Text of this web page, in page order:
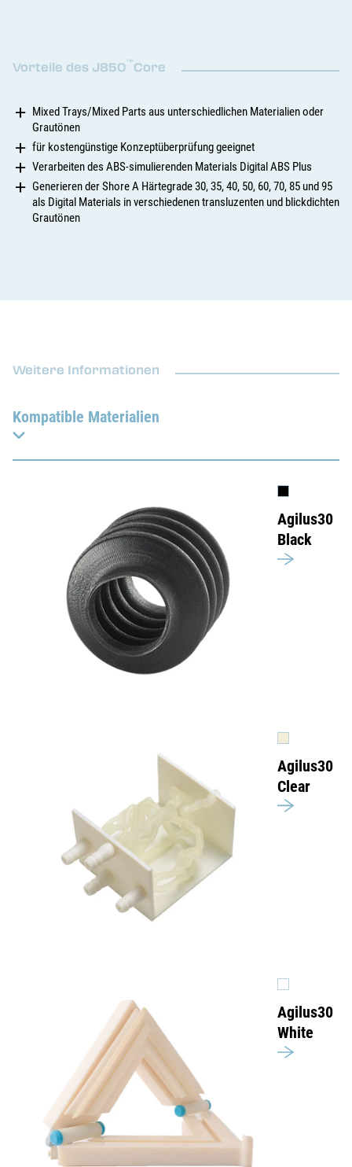
Vorteile des J850™Core
Mixed Trays/Mixed Parts aus unterschiedlichen Materialien oder
Grautönen
für kostengünstige Konzeptüberprüfung geeignet
Verarbeiten des ABS-simulierenden Materials Digital ABS Plus
Generieren der Shore A Härtegrade 30, 35, 40, 50, 60, 70, 85 und 95
als Digital Materials in verschiedenen transluzenten und blickdichten
Grautönen
Weitere Informationen
Kompatible Materialien
Agilus30
Black
Agilus30
Clear
Agilus30
White